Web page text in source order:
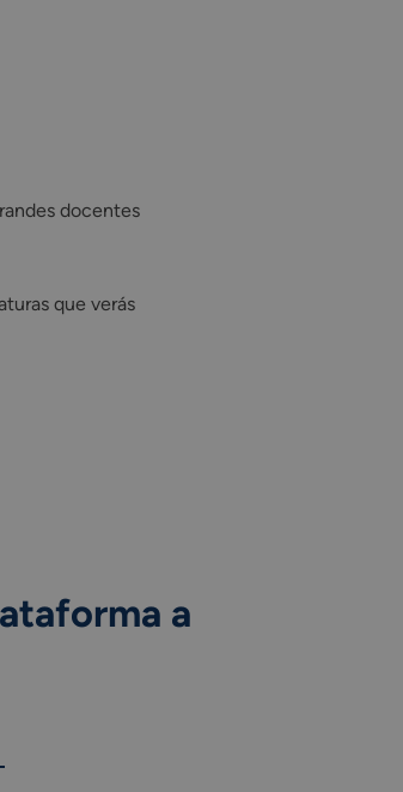
docentes
que verás
a